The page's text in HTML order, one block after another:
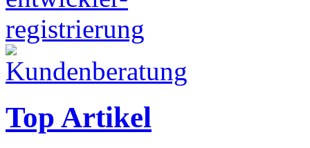
Top Artikel